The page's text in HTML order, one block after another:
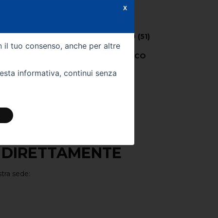
69 (51)
BIANCO
Colore Interno -
sede:
tuo consenso, anche per altre
informativa, continui senza
X